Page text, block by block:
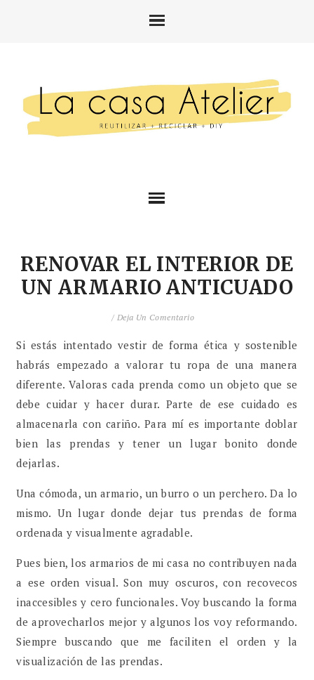
RENOVAR EL INTERIOR DE
UN ARMARIO ANTICUADO
/ Deja Un Comentario
Si estás intentado vestir de forma ética y sostenible
habrás empezado a valorar tu ropa de una manera
diferente. Valoras cada prenda como un objeto que se
debe cuidar y hacer durar. Parte de ese cuidado es
almacenarla con cariño. Para mí es importante doblar
bien las prendas y tener un lugar bonito donde
dejarlas.
Una cómoda, un armario, un burro o un perchero. Da lo
mismo. Un lugar donde dejar tus prendas de forma
ordenada y visualmente agradable.
Pues bien, los armarios de mi casa no contribuyen nada
a ese orden visual. Son muy oscuros, con recovecos
inaccesibles y cero funcionales. Voy buscando la forma
de aprovecharlos mejor y algunos los voy reformando.
Siempre buscando que me faciliten el orden y la
visualización de las prendas.